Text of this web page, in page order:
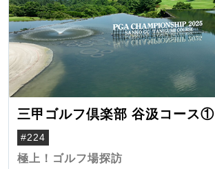
三甲ゴルフ倶楽部 谷汲コース①
#224
極上！ゴルフ場探訪